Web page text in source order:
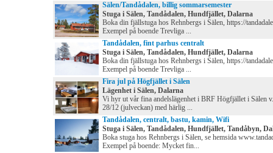
Sälen/Tandådalen, billig sommarsemester
Stuga i Sälen, Tandådalen, Hundfjället, Dalarna
Boka din fjällstuga hos Rehnbergs i Sälen, https://
Exempel på boende Trevliga ...
Tandådalen, fint parhus centralt
Stuga i Sälen, Tandådalen, Hundfjället, Dalarna
Boka din fjällstuga hos Rehnbergs i Sälen, https://
Exempel på boende Trevliga ...
Fira jul på Högfjället i Sälen
Lägenhet i Sälen, Dalarna
Vi hyr ut vår fina andelslägenhet i BRF Högfjället i Sälen
28/12 (julveckan) med härlig ...
Tandådalen, centralt, bastu, kamin, Wifi
Stuga i Sälen, Tandådalen, Hundfjället, Tandåbyn,
Boka stuga hos Rehnbergs i Sälen, se hemsida
Exempel på boende: Mycket fin...